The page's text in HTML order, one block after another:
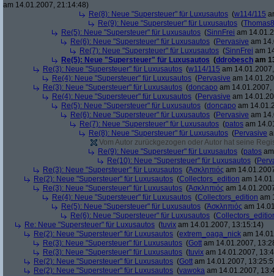
am 14.01.2007, 21:14:48)
Re(8): Neue "Supersteuer" für Luxusautos (w114/115
Re(9): Neue "Supersteuer" für Luxusautos (
Re(5): Neue "Supersteuer" für Luxusautos (SinnFrei am
Re(6): Neue "Supersteuer" für Luxusautos (Pervasive am
Re(7): Neue "Supersteuer" für Luxusautos (SinnFrei am
Re(5): Neue "Supersteuer" für Luxusautos (ddrobesch am
Re(3): Neue "Supersteuer" für Luxusautos (w114/115 am
Re(4): Neue "Supersteuer" für Luxusautos (Pervasive am
Re(3): Neue "Supersteuer" für Luxusautos (doncapo am 14.01.2007,
Re(4): Neue "Supersteuer" für Luxusautos (Pervasive am
Re(5): Neue "Supersteuer" für Luxusautos (doncapo am
Re(6): Neue "Supersteuer" für Luxusautos (Pervasive am
Re(7): Neue "Supersteuer" für Luxusautos (patos am
Re(8): Neue "Supersteuer" für Luxusautos (Pervasive
Vom Autor zurückgezogen oder Autor hat seine
Re(9): Neue "Supersteuer" für Luxusautos (patos
Re(10): Neue "Supersteuer" für Luxusautos (
Re(3): Neue "Supersteuer" für Luxusautos (Ἀσκληπιός am
Re(2): Neue "Supersteuer" für Luxusautos (Collectors_edition am
Re(3): Neue "Supersteuer" für Luxusautos (Ἀσκληπιός am
Re(4): Neue "Supersteuer" für Luxusautos (Collectors_edition am
Re(5): Neue "Supersteuer" für Luxusautos (Ἀσκληπιός am
Re(6): Neue "Supersteuer" für Luxusautos (
Re: Neue "Supersteuer" für Luxusautos (tuvix am 14.01.2007, 13:15:14)
Re(2): Neue "Supersteuer" für Luxusautos (extrem_oaga_nick am
Re(3): Neue "Supersteuer" für Luxusautos (Gott am 14.01.2007,
Re(3): Neue "Supersteuer" für Luxusautos (tuvix am 14.01.2007,
Re(2): Neue "Supersteuer" für Luxusautos (Gott am 14.01.2007,
Re(2): Neue "Supersteuer" für Luxusautos (vawoka am 14.01.2007,